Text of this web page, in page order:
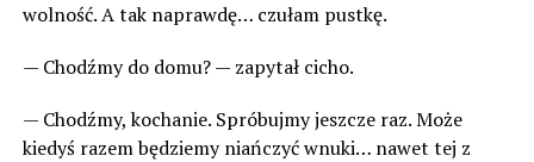
wolność. A tak naprawdę… czułam pustkę.
— Chodźmy do domu? — zapytał cicho.
— Chodźmy, kochanie. Spróbujmy jeszcze raz. Może
kiedyś razem będziemy niańczyć wnuki… nawet tej z